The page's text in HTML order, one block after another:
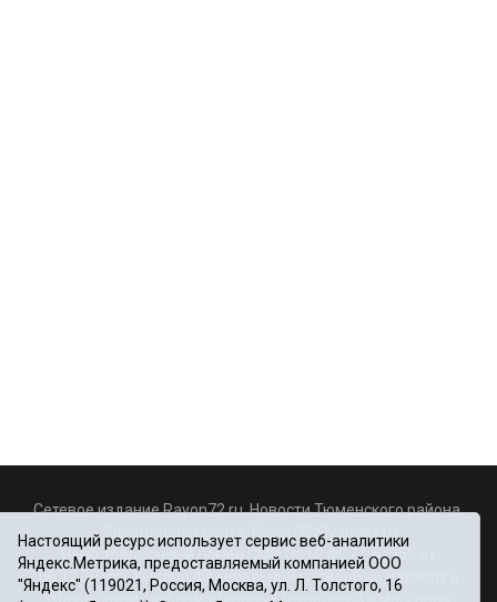
Сетевое издание Rayon72.ru. Новости Тюменского района.
Rayon72@yandex.ru
Регистрационный номер СМИ Эл № ФС77-67956 от
06.12.2016г., выдано Федеральной службой по надзору в
Настоящий ресурс использует сервис веб-аналитики
Яндекс.Метрика, предоставляемый компанией ООО
"Яндекс" (119021, Россия, Москва, ул. Л. Толстого, 16